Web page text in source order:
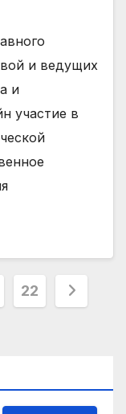
и ведущих
и
участие в
22